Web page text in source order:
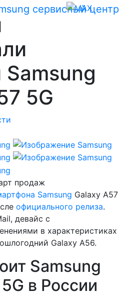
5G
продаж
Samsung Galaxy A57
официального релиза.
девайс с
в характеристиках
Galaxy A56.
Samsung
в России